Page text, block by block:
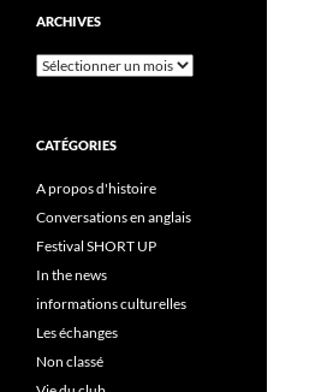
ARCHIVES
Archives
CATÉGORIES
A propos d'histoire
Conversations en anglais
Festival SHORT UP
In the news
informations culturelles
Les échanges
Non classé